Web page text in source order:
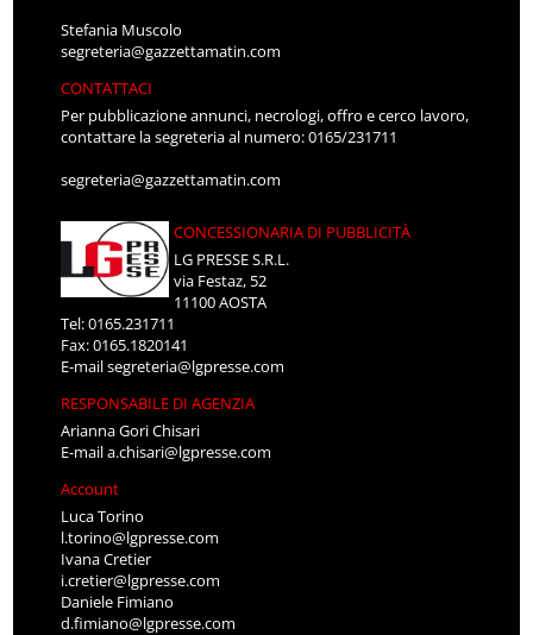
Stefania Muscolo
segreteria@gazzettamatin.com
CONTATTACI
Per pubblicazione annunci, necrologi, offro e cerco lavoro,
contattare la segreteria al numero: 0165/231711
segreteria@gazzettamatin.com
CONCESSIONARIA DI PUBBLICITÀ
LG PRESSE S.R.L.
via Festaz, 52
11100 AOSTA
Tel: 0165.231711
Fax: 0165.1820141
E-mailsegreteria@lgpresse.com
RESPONSABILE DI AGENZIA
Arianna Gori Chisari
E-maila.chisari@lgpresse.com
Account
Luca Torino
l.torino@lgpresse.com
Ivana Cretier
i.cretier@lgpresse.com
Daniele Fimiano
d.fimiano@lgpresse.com